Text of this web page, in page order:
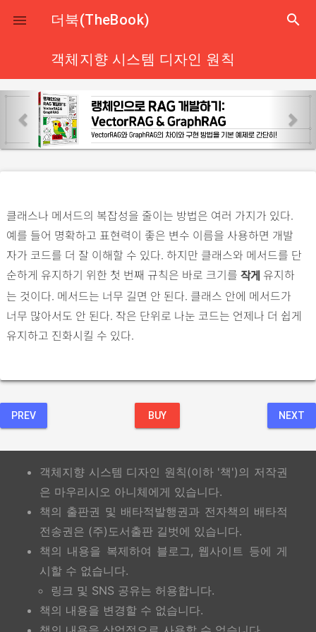
close
 더북(TheBook) search
객체지향 시스템 디자인 원칙
p
r
e
u
s
n
e
x
클래스나 메서드의 복잡성을 줄이는 방법은 여러 가지가 있다.
예를 들어 명확하고 표현력이 좋은 변수 이름을 사용하면 개발
자가 코드를 더 잘 이해할 수 있다. 하지만 클래스와 메서드를 단
순하게 유지하기 위한 첫 번째 규칙은 바로 크기를 작게 유지하
는 것이다. 메서드는 너무 길면 안 된다. 클래스 안에 메서드가
너무 많아서도 안 된다. 작은 단위로 나눈 코드는 언제나 더 쉽게
유지하고 진화시킬 수 있다.
PREV BUY NEXT
객체지향 시스템 디자인 원칙(이하 '책')의 저작권
은 마우리시오 아니체에게 있습니다.
책의 출판권 및 배타적발행권과 전자책의 배타적
전송권은 (주)도서출판 길벗에 있습니다.
책의 내용을 복제하여 블로그, 웹사이트 등에 게
시할 수 없습니다.
링크 및 SNS 공유는 허용합니다.
책의 내용을 변경할 수 없습니다.